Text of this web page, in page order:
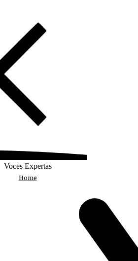
Voces Expertas
Home